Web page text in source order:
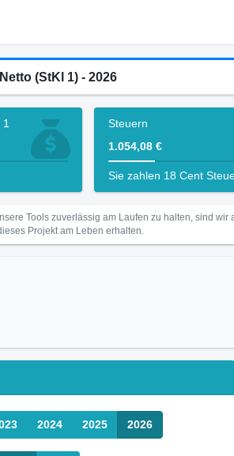
(StKl 1) - 2026
Steuern
1.054,08 €
Sie zahlen 18 Cent
Tools zuverlässig am Laufen zu halten, sind
Projekt am Leben erhalten.
2024 2025 2026